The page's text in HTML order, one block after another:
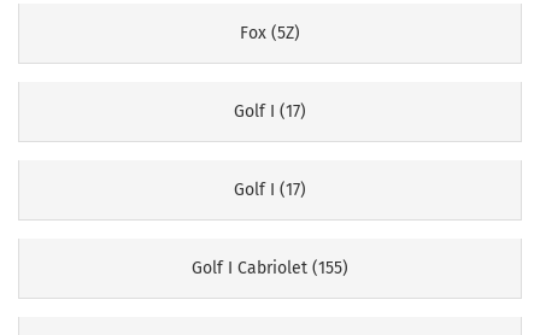
Fox (5Z)
Golf I (17)
Golf I (17)
Golf I Cabriolet (155)